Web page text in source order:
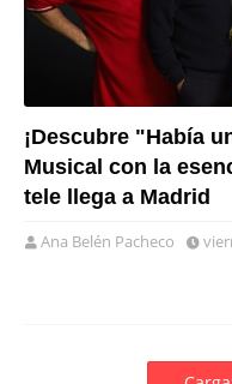
¡Descubre "Había
Musical con la
tele llega a Madrid
Ana Belén Pacheco